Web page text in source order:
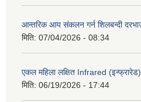
आन्तरिक आय संकलन गर्न शिलबन्दी
मिति: 07/04/2026 - 08:34
एकल महिला लक्षित Infrared (इन्फ्रारेड)
मिति: 06/19/2026 - 17:44